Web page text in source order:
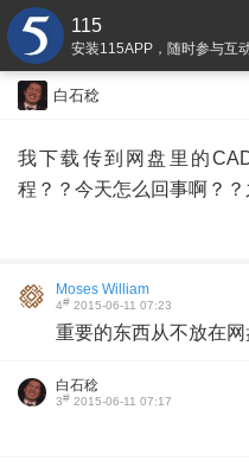
115
安装115APP，随时参与互
白石稔
我下载传到网盘里的
程？？今天怎么回事啊？
Moses William
4# 2015-06-11 07:23
重要的东西从不放在网
白石稔
3# 2015-06-11 07:17